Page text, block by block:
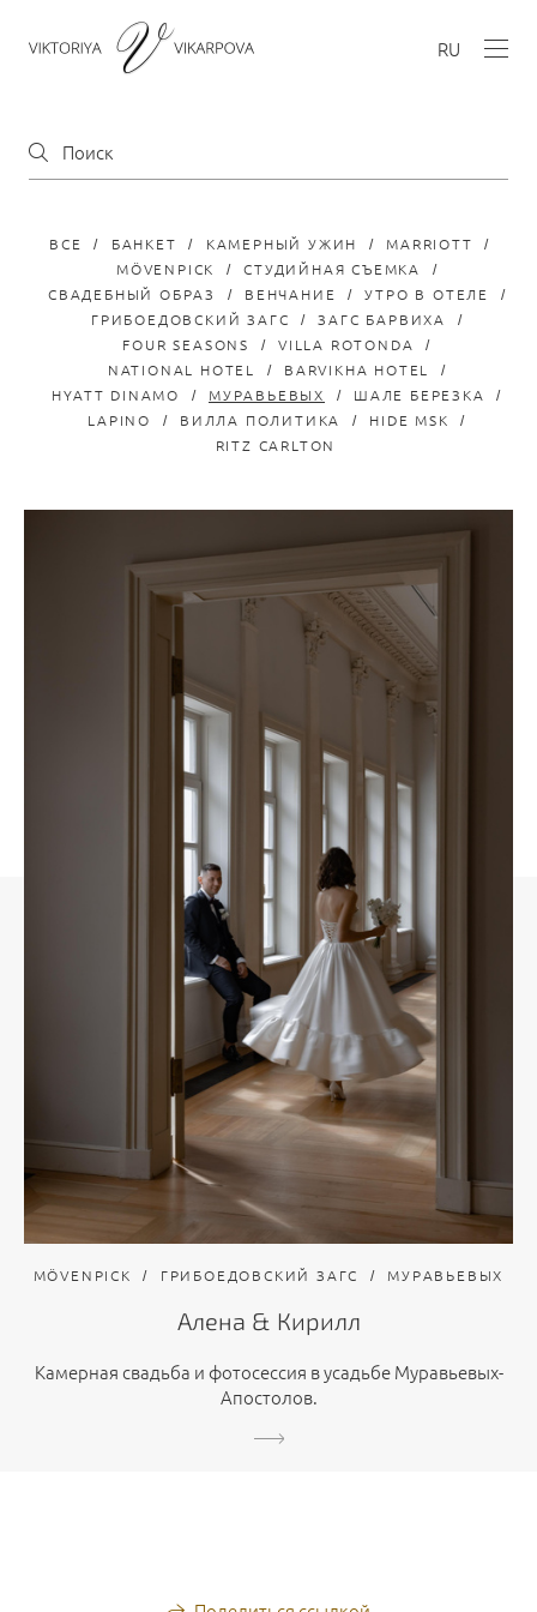
RU
ВСЕ БАНКЕТ КАМЕРНЫЙ УЖИН
MARRIOTT
MÖVENPICK
СТУДИЙНАЯ СЪЕМКА
СВАДЕБНЫЙ ОБРАЗ
ВЕНЧАНИЕ
УТРО В ОТЕЛЕ
ГРИБОЕДОВСКИЙ ЗАГС
ЗАГС БАРВИХА
FOUR SEASONS
VILLA ROTONDA
NATIONAL HOTEL
BARVIKHA HOTEL
HYATT DINAMO
МУРАВЬЕВЫХ
ШАЛЕ БЕРЕЗКА
LAPINO
ВИЛЛА ПОЛИТИКА
HIDE MSK
RITZ CARLTON
MÖVENPICK ГРИБОЕДОВСКИЙ ЗАГС МУРАВЬЕВЫХ
Алена & Кирилл
Камерная свадьба и фотосессия в усадьбе Муравьевых-
Апостолов.